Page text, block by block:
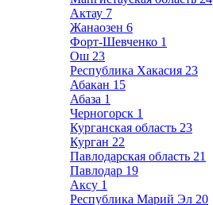
Актау 7
Жанаозен 6
Форт-Шевченко 1
Ош 23
Республика Хакасия 23
Абакан 15
Абаза 1
Черногорск 1
Курганская область 23
Курган 22
Павлодарская область 21
Павлодар 19
Аксу 1
Республика Марий Эл 20